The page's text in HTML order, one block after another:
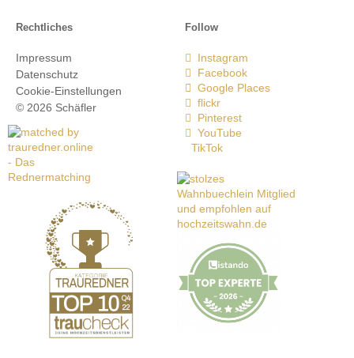
Rechtliches
Impressum
Datenschutz
Cookie-Einstellungen
© 2026 Schäfler
Follow
Instagram
Facebook
Google Places
flickr
Pinterest
YouTube
TikTok